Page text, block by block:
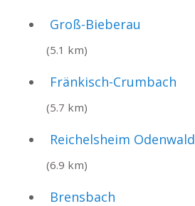
Groß-Bieberau
(5.1 km)
Fränkisch-Crumbach
(5.7 km)
Reichelsheim Odenwald
(6.9 km)
Brensbach